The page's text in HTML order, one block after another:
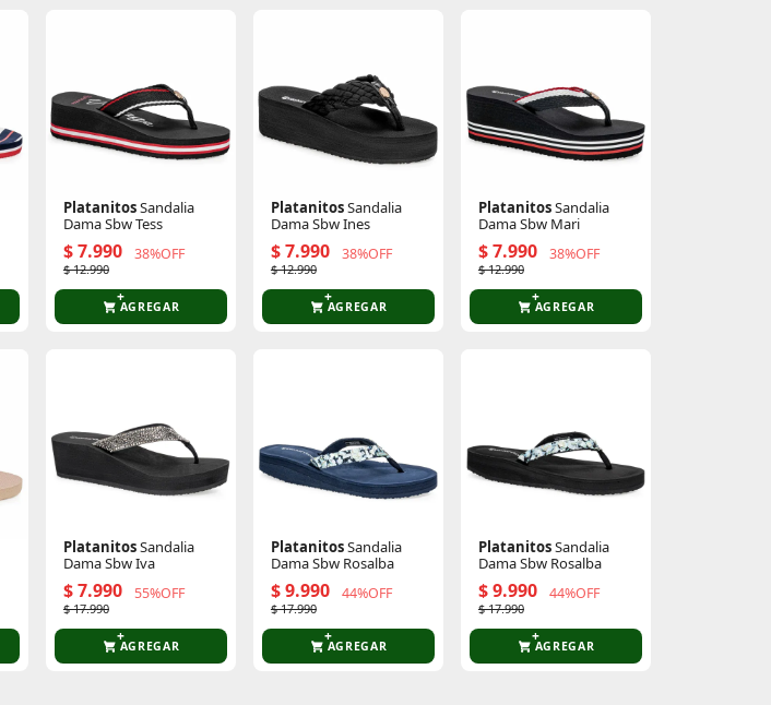
PlatanitosSandalia
Dama Sbw Tess
$ 7.990 38%OFF
$ 12.990
AGREGAR
PlatanitosSandalia
Dama Sbw Ines
$ 7.990 38%OFF
$ 12.990
AGREGAR
PlatanitosSandalia
Dama Sbw Mari
$ 7.990 38%OFF
$ 12.990
AGREGAR
PlatanitosSandalia
Dama Sbw Iva
$ 7.990 55%OFF
$ 17.990
AGREGAR
PlatanitosSandalia
Dama Sbw Rosalba
$ 9.990 44%OFF
$ 17.990
AGREGAR
PlatanitosSandalia
Dama Sbw Rosalba
$ 9.990 44%OFF
$ 17.990
AGREGAR